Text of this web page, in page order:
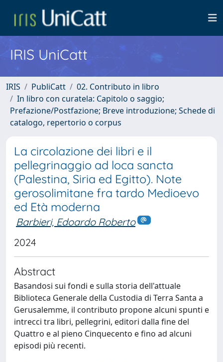
IRIS UniCatt
IRIS PubliCatt
02. Contributo in libro
In libro con curatela: Capitolo o saggio;
Prefazione/Postfazione; Breve introduzione; Schede di
catalogo, repertorio o corpus
La circolazione dei libri e il
pellegrinaggio ad loca sancta
(Palestina, Siria ed Egitto). Note
gerosolimitane fra tardo Medioevo
ed Età moderna
Barbieri, Edoardo Roberto
2024
Abstract
Basandosi sui fondi e sulla storia dell'attuale
Biblioteca Generale della Custodia di Terra Santa a
Gerusalemme, il contributo propone alcuni spunti e
intrecci tra libri, pellegrini, editori dalla fine del
Quattro e al pieno Cinquecento e fino ad alcuni
episodi più recenti.